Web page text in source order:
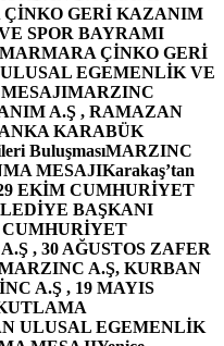
GERİ KAZANIM
SPOR BAYRAMI
ÇİNKO GERİ
EGEMENLİK VE
MARZINC
A.Ş , RAMAZAN
ANKA KARABÜK
BuluşmasıMARZINC
MESAJIKarakaş’tan
EKİM CUMHURİYET
BAŞKANI
CUMHURİYET
, 30 AĞUSTOS ZAFER
A.Ş, KURBAN
A.Ş , 19 MAYIS
ULUSAL EGEMENLİK